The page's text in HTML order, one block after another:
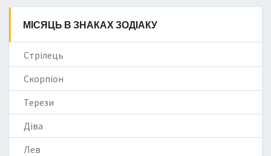
МІСЯЦЬ В ЗНАКАХ ЗОДІАКУ
Стрілець
Скорпіон
Терези
Діва
Лев